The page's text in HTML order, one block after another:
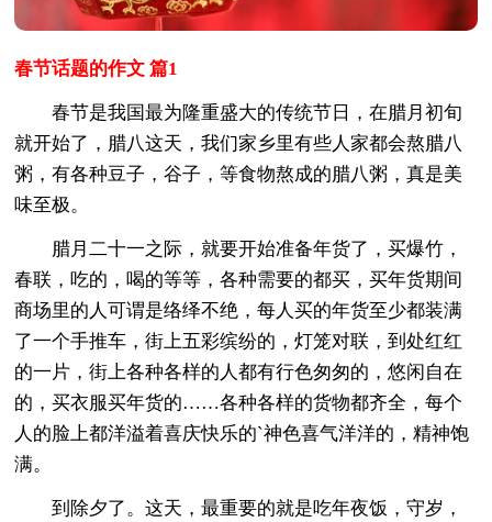
春节话题的作文 篇1
春节是我国最为隆重盛大的传统节日，在腊月初旬
就开始了，腊八这天，我们家乡里有些人家都会熬腊八
粥，有各种豆子，谷子，等食物熬成的腊八粥，真是美
味至极。
腊月二十一之际，就要开始准备年货了，买爆竹，
春联，吃的，喝的等等，各种需要的都买，买年货期间
商场里的人可谓是络绎不绝，每人买的年货至少都装满
了一个手推车，街上五彩缤纷的，灯笼对联，到处红红
的一片，街上各种各样的人都有行色匆匆的，悠闲自在
的，买衣服买年货的……各种各样的货物都齐全，每个
人的脸上都洋溢着喜庆快乐的`神色喜气洋洋的，精神饱
满。
到除夕了。这天，最重要的就是吃年夜饭，守岁，